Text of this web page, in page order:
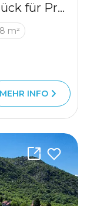
Erschlossenes Baugrundstück für Premium-Projekte | Kolašin
m²
MEHR INFO